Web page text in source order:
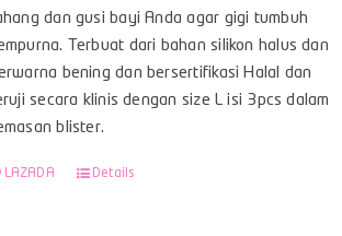
dan gusi bayi Anda agar gigi tumbuh
Terbuat dari bahan silikon halus dan
bening dan bersertifikasi Halal dan
secara klinis dengan size L isi 3pcs dalam
blister.
LAZADA Details